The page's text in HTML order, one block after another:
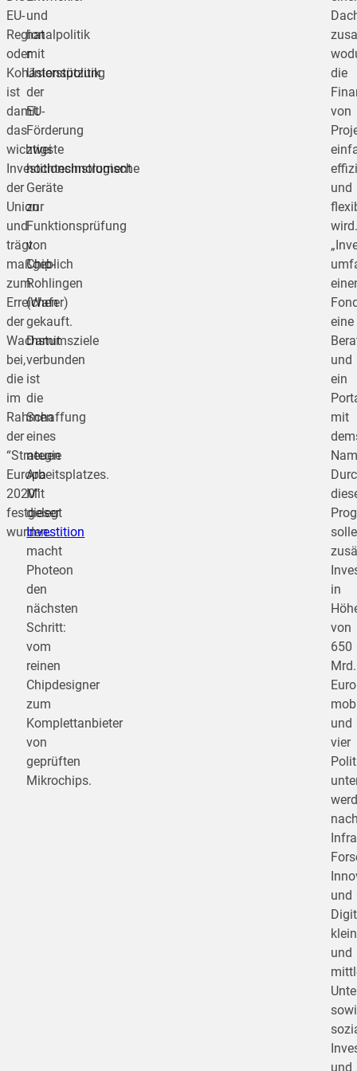
EU-
Regionalpolitik
oder
Kohäsionspolitik
ist
damit
das
wichtigste
Investitionsinstrument
der
Union
und
trägt
maßgeblich
zum
Erreichen
der
Wachstumsziele
bei,
die
im
Rahmen
der
“Strategie
Europa
2020”
festgelegt
wurden.
und
hat
mit
Unterstützung
der
EU-
Förderung
zwei
hochtechnologische
Geräte
zur
Funktionsprüfung
von
Chip-
Rohlingen
(Wafer)
gekauft.
Damit
verbunden
ist
die
Schaffung
eines
neuen
Arbeitsplatzes.
Mit
dieser
Investition
macht
Photeon
den
nächsten
Schritt:
vom
reinen
Chipdesigner
zum
Komplettanbieter
von
geprüften
Mikrochips.
die
von
und
wird.
eine
und
ein
mit
in
von
650
Mrd.
Euro
und
vier
und
und
und